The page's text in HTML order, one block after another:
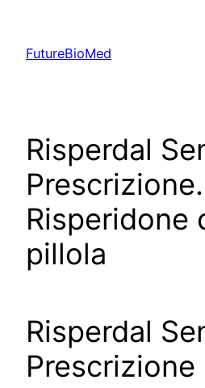
content
FutureBioMed
Risperdal
Prescrizione.
Risperidone
pillola
Risperdal
Prescrizione